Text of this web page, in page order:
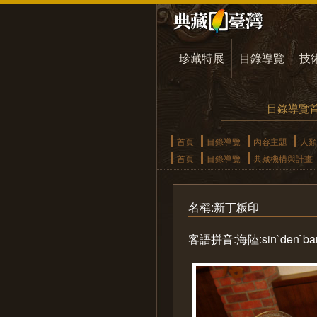
珍藏特展 目錄導覽 技
目錄導覽
首頁 目錄導覽 內容主題
人
首頁
目錄導覽 典藏機構與計畫
名稱:新丁粄印
客語拼音:海陸